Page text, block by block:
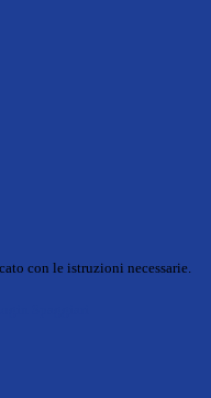
con le istruzioni necessarie.